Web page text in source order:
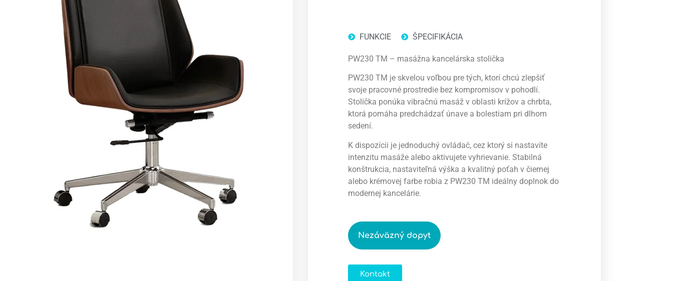
FUNKCIE ŠPECIFIKÁCIA
PW230 TM – masážna kancelárska stolička
PW230 TM je skvelou voľbou pre tých, ktorí chcú zlepšiť
svoje pracovné prostredie bez kompromisov v pohodlí.
Stolička ponúka vibračnú masáž v oblasti krížov a chrbta,
ktorá pomáha predchádzať únave a bolestiam pri dlhom
sedení.
K dispozícii je jednoduchý ovládač, cez ktorý si nastavíte
intenzitu masáže alebo aktivujete vyhrievanie. Stabilná
konštrukcia, nastaviteľná výška a kvalitný poťah v čiernej
alebo krémovej farbe robia z PW230 TM ideálny doplnok do
modernej kancelárie.
Nezáväzný dopyt
Kontakt